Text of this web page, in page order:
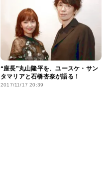
“座長”丸山隆平を、ユースケ・サン
タマリアと石橋杏奈が語る！
2017/11/17 20:39